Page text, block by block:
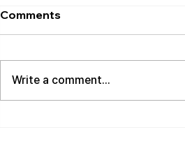
[2026.08.02] 교회 소식
• 성만찬 오늘 예배중에 있습니다.
의회 모임 8월 11일 화요일 오전 11
시에 저희 교회에서 호스트 합니
Comments
Write a comment...